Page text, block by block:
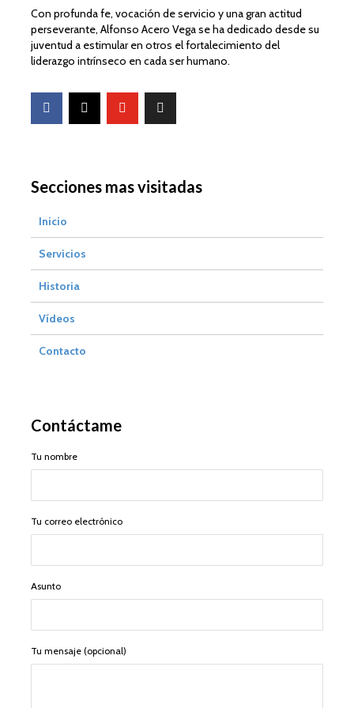
Con profunda fe, vocación de servicio y una gran actitud
perseverante, Alfonso Acero Vega se ha dedicado desde su
juventud a estimular en otros el fortalecimiento del
liderazgo intrínseco en cada ser humano.
Secciones mas visitadas
Inicio
Servicios
Historia
Vídeos
Contacto
Contáctame
Tu nombre
Tu correo electrónico
Asunto
Tu mensaje (opcional)